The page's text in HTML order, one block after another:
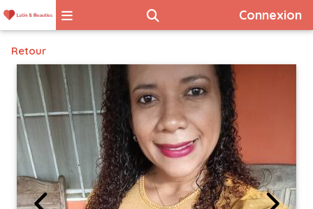
Connexion
Retour